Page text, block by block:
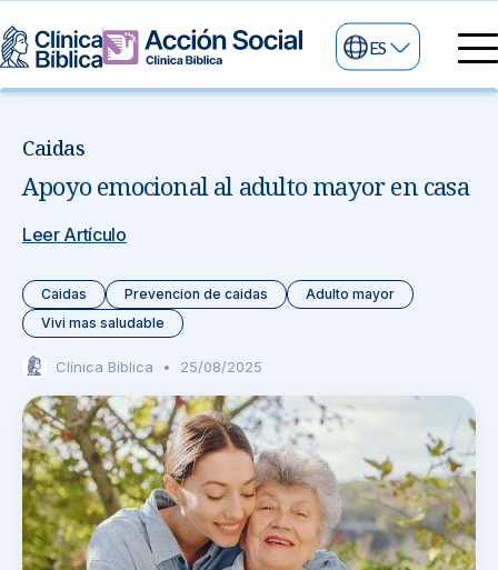
Especialidades médicas
Nuestras especialidades
Servicios 24/7
Servicios Especializados
Otros Servicios
Mi Vida
Información
Sobre nosotros
Investigación, Innovación y Docencia
Sedes
Noticias y blog
ES
Caidas
Apoyo emocional al adulto mayor en casa
Leer Artículo
Caidas Prevencion de caidas
Adulto mayor
Vivi mas saludable
Clínica Bíblica • 25/08/2025